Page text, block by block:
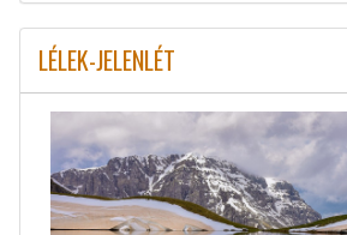
LÉLEK-JELENLÉT